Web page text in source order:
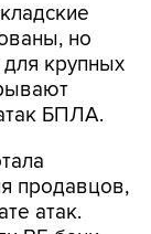
но
крупных
БПЛА.
продавцов,
атак.